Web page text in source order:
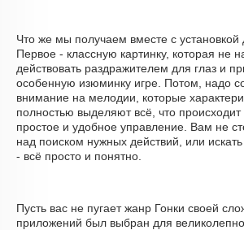
Что же мы получаем вместе с
Первое - классную картинку, которая не
действовать раздражителем для глаз и
особенную изюминку игре. Потом, надо
внимание на мелодии, которые
полностью выделяют всё, что происходит
простое и удобное управление. Вам не
над поиском нужных действий, или
- всё просто и понятно.
Пусть вас не пугает жанр Гонки своей
приложений был выбран для